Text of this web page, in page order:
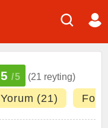
5 /5 (21 reyting)
Yorum (21)